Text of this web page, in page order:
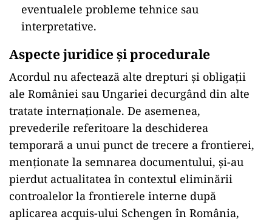
eventualele probleme tehnice sau
interpretative.
Aspecte juridice și procedurale
Acordul nu afectează alte drepturi și obligații
ale României sau Ungariei decurgând din alte
tratate internaționale. De asemenea,
prevederile referitoare la deschiderea
temporară a unui punct de trecere a frontierei,
menționate la semnarea documentului, și-au
pierdut actualitatea în contextul eliminării
controalelor la frontierele interne după
aplicarea acquis-ului Schengen în România,